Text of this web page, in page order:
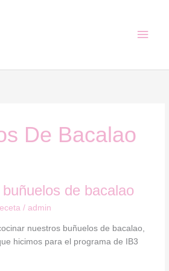
De Bacalao
de bacalao
/admin
nuestros buñuelos de bacalao,
hicimos para el programa de IB3